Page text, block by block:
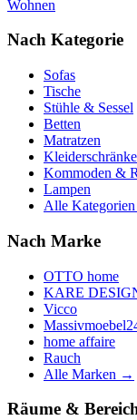
Wohnen
Nach Kategorie
Sofas
Tische
Stühle & Sessel
Betten
Matratzen
Kleiderschränke
Kommoden &
Lampen
Alle
Nach Marke
OTTO home
KARE
Vicco
home affaire
Rauch
Alle Marken →
Räume &